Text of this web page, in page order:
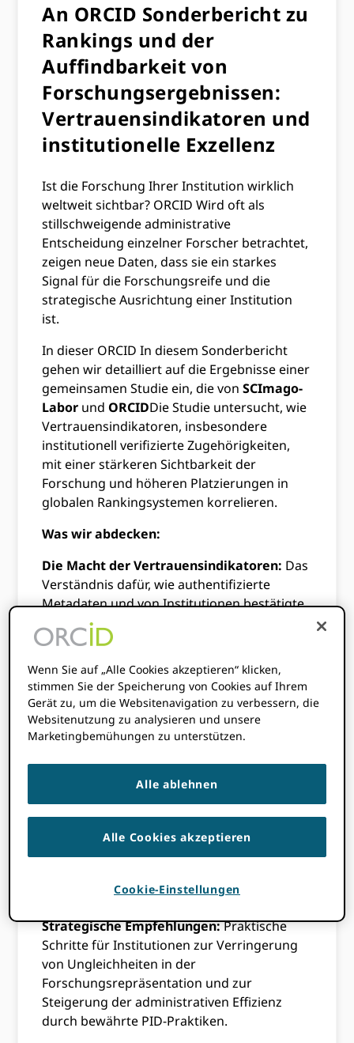
An ORCID Sonderbericht zu
Rankings und der
Auffindbarkeit von
Forschungsergebnissen:
Vertrauensindikatoren und
institutionelle Exzellenz
Ist die Forschung Ihrer Institution wirklich
weltweit sichtbar? ORCID Wird oft als
stillschweigende administrative
Entscheidung einzelner Forscher betrachtet,
zeigen neue Daten, dass sie ein starkes
Signal für die Forschungsreife und die
strategische Ausrichtung einer Institution
ist.
In dieser ORCID In diesem Sonderbericht
gehen wir detailliert auf die Ergebnisse einer
gemeinsamen Studie ein, die vonSCImago-
Labor undORCIDDie Studie untersucht, wie
Vertrauensindikatoren, insbesondere
institutionell verifizierte Zugehörigkeiten,
mit einer stärkeren Sichtbarkeit der
Forschung und höheren Platzierungen in
globalen Rankingsystemen korrelieren.
Was wir abdecken:
Die Macht der Vertrauensindikatoren: Das
Verständnis dafür, wie authentifizierte
Metadaten und von Institutionen bestätigte
Daten eine „Vertrauensebene“ schaffen, die
traditionellen, selbstberichteten Profilen
fehlt.
Globale Analysen & Trends:Ergebnisse
einer Analyse von über 9,000 Institutionen,
die verdeutlichen, wie ORCID Die
Adoptionsmuster variieren je nach Region
und Sektor.
Die Verbindung zu den Ranglisten:
Entdecken Sie den statistisch signifikanten
Zusammenhang zwischen der
systematischen Nutzung von ORCID und
globalen Rankings.
Strategische Empfehlungen:Praktische
Schritte für Institutionen zur Verringerung
von Ungleichheiten in der
Forschungsrepräsentation und zur
Steigerung der administrativen Effizienz
durch bewährte PID-Praktiken.
Wenn Sie auf „Alle Cookies akzeptieren“ klicken,
stimmen Sie der Speicherung von Cookies auf Ihrem
Gerät zu, um die Websitenavigation zu verbessern, die
Websitenutzung zu analysieren und unsere
Marketingbemühungen zu unterstützen.
Alle ablehnen
Alle Cookies akzeptieren
Cookie-Einstellungen